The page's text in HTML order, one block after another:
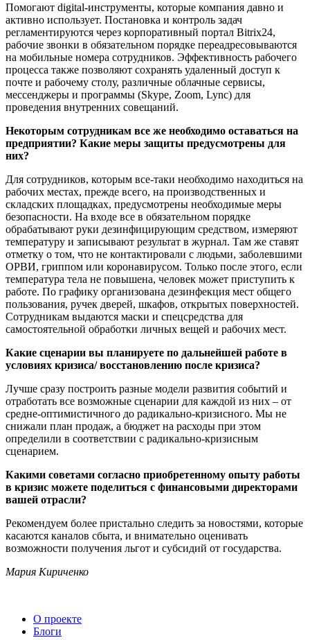
Помогают digital-инструменты, которые компания давно и
активно использует. Постановка и контроль задач
регламентируются через корпоративный портал Bitrix24,
рабочие звонки в обязательном порядке переадресовываются
на мобильные номера сотрудников. Эффективность рабочего
процесса также позволяют сохранять удаленный доступ к
почте и рабочему столу, различные облачные сервисы,
мессенджеры и программы (Skype, Zoom, Lync) для
проведения внутренних совещаний.
Некоторым сотрудникам все же необходимо оставаться на
предприятии? Какие меры защиты предусмотрены для
них?
Для сотрудников, которым все-таки необходимо находиться на
рабочих местах, прежде всего, на производственных и
складских площадках, предусмотрены необходимые меры
безопасности. На входе все в обязательном порядке
обрабатывают руки дезинфицирующим средством, измеряют
температуру и записывают результат в журнал. Там же ставят
отметку о том, что не контактировали с людьми, заболевшими
ОРВИ, гриппом или коронавирусом. Только после этого, если
температура тела не повышена, человек может приступить к
работе. По графику организована дезинфекция мест общего
пользования, ручек дверей, шкафов, открытых поверхностей.
Сотрудникам выдаются маски и спецсредства для
самостоятельной обработки личных вещей и рабочих мест.
Какие сценарии вы планируете по дальнейшей работе в
условиях кризиса/ восстановлению после кризиса?
Лучше сразу построить разные модели развития событий и
отработать все возможные сценарии для каждой из них – от
средне-оптимистичного до радикально-кризисного. Мы не
снижали план продаж, а бюджет на расходы при этом
определили в соответствии с радикально-кризисным
сценарием.
Какими советами согласно приобретенному опыту работы
в кризис можете поделиться с финансовыми директорами
вашей отрасли?
Рекомендуем более пристально следить за новостями, которые
касаются каналов сбыта, и внимательно оценивать
возможности получения льгот и субсидий от государства.
Мария Кириченко
О проекте
Блоги